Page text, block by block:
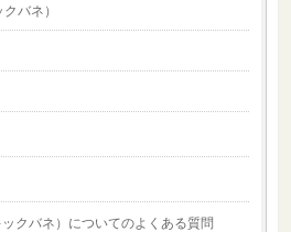
バネ）
クバネ）についてのよくある質問